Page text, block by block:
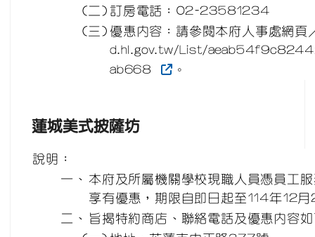
(二) 訂房電話：02-23581234
(三) 優惠內容：請參閱本府人事處網
d.hl.gov.tw/List/
ab668
。
蓮城美式披薩坊
說明：
一、 本府及所屬機關學校現職人員憑員工
享有優惠，期限自即日起至114年12
二、
旨揭特約商店、聯絡電話及優惠內容